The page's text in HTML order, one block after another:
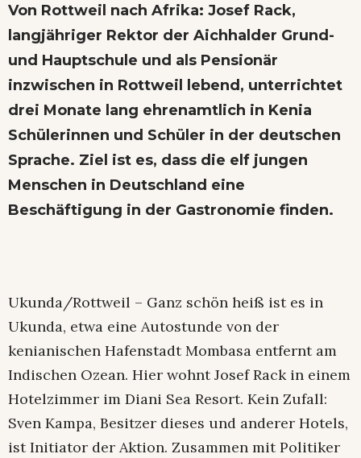
Von Rottweil nach Afrika: Josef Rack,
langjähriger Rektor der Aichhalder Grund-
und Hauptschule und als Pensionär
inzwischen in Rottweil lebend, unterrichtet
drei Monate lang ehrenamtlich in Kenia
Schülerinnen und Schüler in der deutschen
Sprache. Ziel ist es, dass die elf jungen
Menschen in Deutschland eine
Beschäftigung in der Gastronomie finden.
Ukunda/Rottweil – Ganz schön heiß ist es in
Ukunda, etwa eine Autostunde von der
kenianischen Hafenstadt Mombasa entfernt am
Indischen Ozean. Hier wohnt Josef Rack in einem
Hotelzimmer im Diani Sea Resort. Kein Zufall:
Sven Kampa, Besitzer dieses und anderer Hotels,
ist Initiator der Aktion. Zusammen mit Politiker